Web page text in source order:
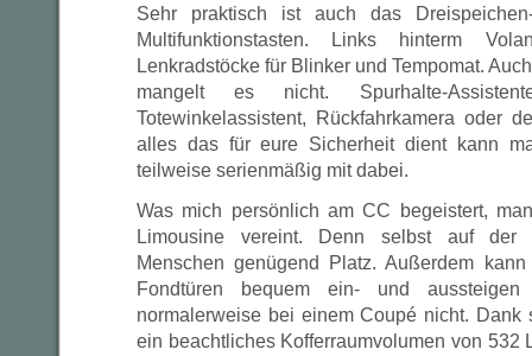
Sehr praktisch ist auch das
Multifunktionstasten. Links hinterm
Lenkradstöcke für Blinker und Tempomat.
mangelt es nicht. Spurhalte-
Totewinkelassistent, Rückfahrkamera oder
alles das für eure Sicherheit dient kann
teilweise serienmäßig mit dabei.
Was mich persönlich am CC begeistert,
Limousine vereint. Denn selbst auf der
Menschen genügend Platz. Außerdem
Fondtüren bequem ein- und
normalerweise bei einem Coupé nicht. Dank
ein beachtliches Kofferraumvolumen von 532